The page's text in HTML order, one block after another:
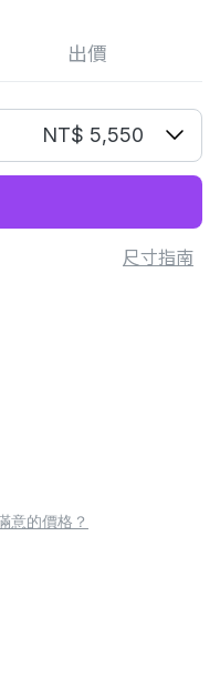
出價
NT$ 5,550
尺寸指南
意的價格？